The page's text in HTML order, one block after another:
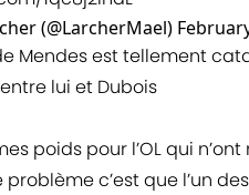
(@LarcherMael)
Mendes est tellement
lui et Dubois
poids pour l’OL qui
c’est que l’un